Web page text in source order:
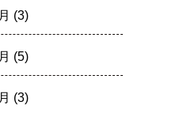
(3)
(5)
(3)